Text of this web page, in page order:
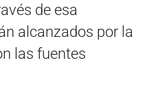
de esa
alcanzados por la
las fuentes